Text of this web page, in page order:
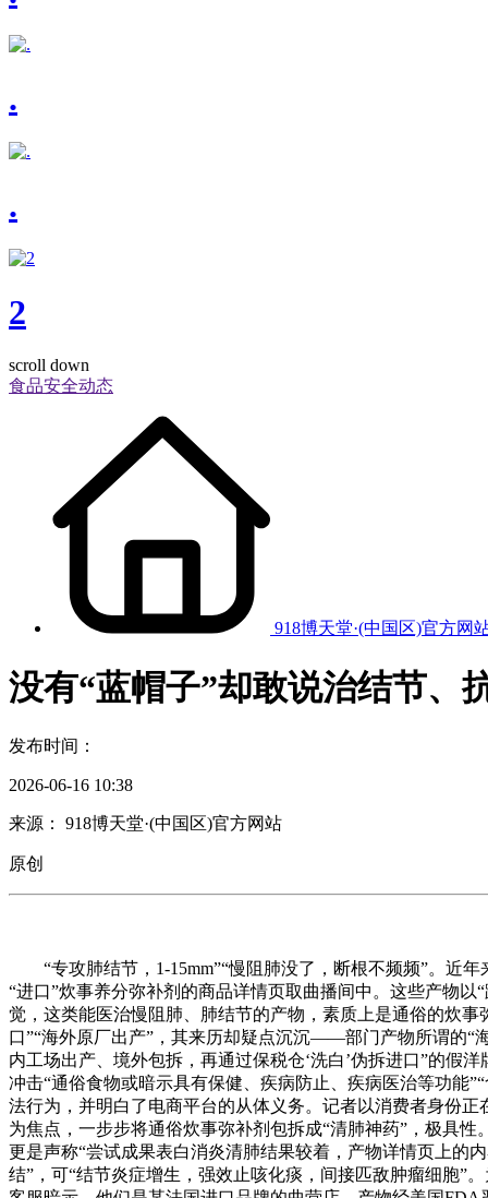
.
.
2
scroll down
食品安全动态
918博天堂·(中国区)官方网
没有“蓝帽子”却敢说治结节、
发布时间：
2026-06-16 10:38
来源： 918博天堂·(中国区)官方网站
原创
“专攻肺结节，1-15mm”“慢阻肺没了，断根不频频”。近年
“进口”炊事养分弥补剂的商品详情页取曲播间中。这些产物
觉，这类能医治慢阻肺、肺结节的产物，素质上是通俗的炊
口”“海外原厂出产”，其来历却疑点沉沉——部门产物所谓的“
内工场出产、境外包拆，再通过保税仓‘洗白’伪拆进口”的假
冲击“通俗食物或暗示具有保健、疾病防止、疾病医治等功能
法行为，并明白了电商平台的从体义务。记者以消费者身份
为焦点，一步步将通俗炊事弥补剂包拆成“清肺神药”，极具
更是声称“尝试成果表白消炎清肺结果较着，产物详情页上的
结”，可“结节炎症增生，强效止咳化痰，间接匹敌肿瘤细胞”